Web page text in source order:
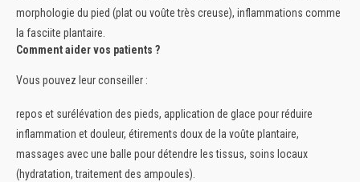
morphologie du pied (plat ou voûte très creuse), inflammations comme
la fasciite plantaire.
Comment aider vos patients ?
Vous pouvez leur conseiller :
repos et surélévation des pieds, application de glace pour réduire
inflammation et douleur, étirements doux de la voûte plantaire,
massages avec une balle pour détendre les tissus, soins locaux
(hydratation, traitement des ampoules).